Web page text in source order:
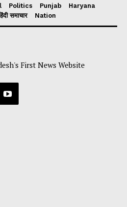
Politics Punjab
Haryana
समाचार
Nation
First News Website